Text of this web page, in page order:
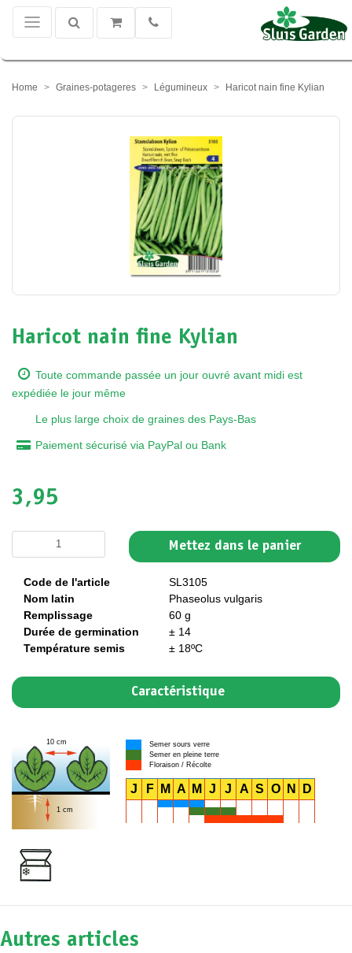
Home Graines-potageres Légumineux Haricot nain fine Kylian
Haricot nain fine Kylian
Toute commande passée un jour ouvré avant midi est
expédiée le jour même
Le plus large choix de graines des Pays-Bas
Paiement sécurisé via PayPal ou Bank
3,95
Mettez dans le panier
Code de l'article
SL3105
Nom latin
Phaseolus vulgaris
Remplissage
60 g
Durée de germination
± 14
Température semis
± 18ºC
Caractéristique
1 cm
10 cm
Semer sours verre
Semer en pleine terre
Floraison / Récolte
J F M A M J J A S O N D
Autres articles